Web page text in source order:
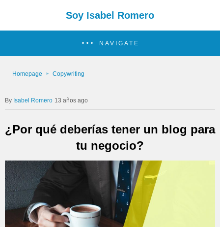
Soy Isabel Romero
NAVIGATE
Homepage Copywriting
Isabel Romero 13 años ago
¿Por qué deberías tener un blog para
tu negocio?